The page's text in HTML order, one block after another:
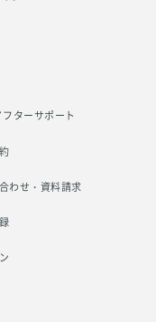
ターサポート
わせ・資料請求